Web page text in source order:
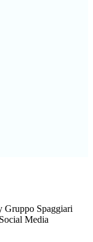
Gruppo Spaggiari
Media